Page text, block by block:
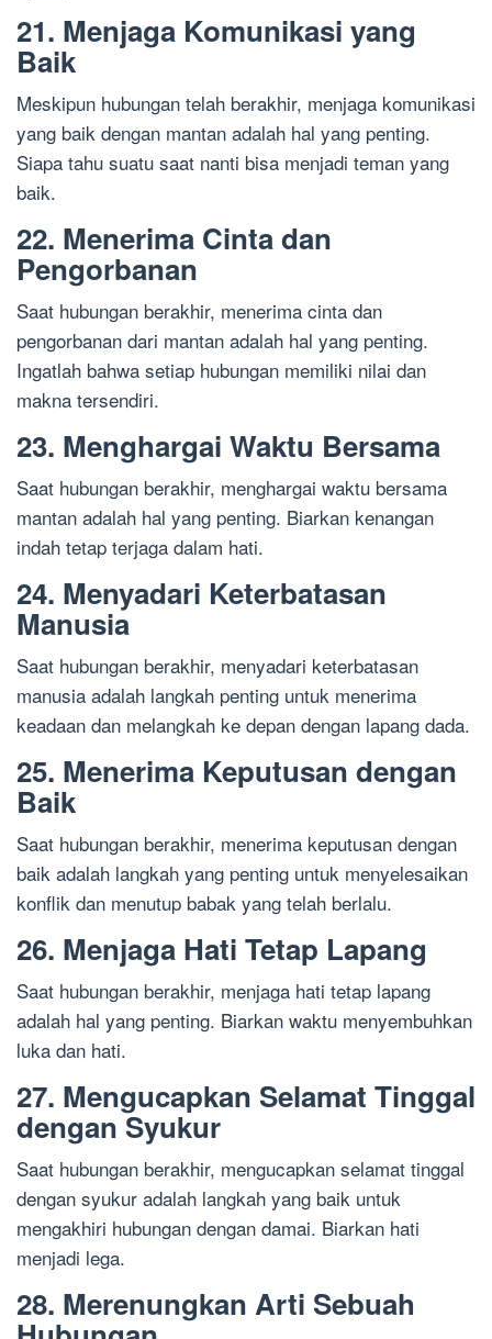
21. Menjaga Komunikasi yang
Baik
Meskipun hubungan telah berakhir, menjaga komunikasi
yang baik dengan mantan adalah hal yang penting.
Siapa tahu suatu saat nanti bisa menjadi teman yang
baik.
22. Menerima Cinta dan
Pengorbanan
Saat hubungan berakhir, menerima cinta dan
pengorbanan dari mantan adalah hal yang penting.
Ingatlah bahwa setiap hubungan memiliki nilai dan
makna tersendiri.
23. Menghargai Waktu Bersama
Saat hubungan berakhir, menghargai waktu bersama
mantan adalah hal yang penting. Biarkan kenangan
indah tetap terjaga dalam hati.
24. Menyadari Keterbatasan
Manusia
Saat hubungan berakhir, menyadari keterbatasan
manusia adalah langkah penting untuk menerima
keadaan dan melangkah ke depan dengan lapang dada.
25. Menerima Keputusan dengan
Baik
Saat hubungan berakhir, menerima keputusan dengan
baik adalah langkah yang penting untuk menyelesaikan
konflik dan menutup babak yang telah berlalu.
26. Menjaga Hati Tetap Lapang
Saat hubungan berakhir, menjaga hati tetap lapang
adalah hal yang penting. Biarkan waktu menyembuhkan
luka dan hati.
27. Mengucapkan Selamat Tinggal
dengan Syukur
Saat hubungan berakhir, mengucapkan selamat tinggal
dengan syukur adalah langkah yang baik untuk
mengakhiri hubungan dengan damai. Biarkan hati
menjadi lega.
28. Merenungkan Arti Sebuah